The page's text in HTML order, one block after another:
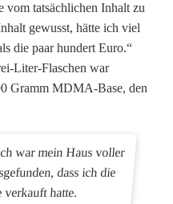
vom tatsächlichen Inhalt zu
gewusst, hätte ich viel
die paar hundert Euro.“
Liter-Flaschen war
Gramm MDMA-Base, den
war mein Haus voller
dass ich die
verkauft hatte.